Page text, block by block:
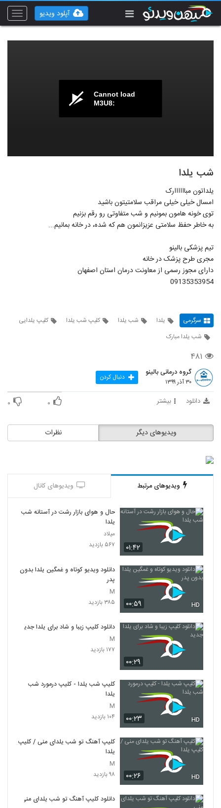
Toggle
آپلود ویدیو
Cannot load
M3U8:
شب یلدا
یلداتون مباااااارک
امسال خیلی خیلی مراقب سلامتیتون باشید
توی خونه هامون بمونیم و شب متفاوتی رو رقم بزنیم
به خاطر حفظ سلامتی عزیزانمون هم که شده، در خانه بمانیم...
تیم پزشکی بالینو
مجری طرح پزشک در خانه
دارای مجوز رسمی از معاونت درمان استان اصفهان
09135353954
سرگرمی یلدا شب یلدا کلیپ شب یلدا
کلیپ یلدایی
شب یلدا مبارک
۴۸۱
گروه درمانی بالینو
۳۰ آذر ۱۳۹۹ دنبال کردن
دانلود بیشتر ۰ ۰
نظرات ویدیوهای دیگر
ویدیوهای مرتبط ویدیوهای کانال
۰۱:۴۲
حال و هوای بازار رشت در آستانه شب
یلدا
میلاد
۵۶۷ بازدید
۰۰:۵۹ HD
دانلود ویدیو کوتاه و غمگین یلدا بدون
پدر
M
۳۸۵ بازدید
۰۰:۲۹
دانلود کلیپ زیبا و شاد برای یلدا جدید
M
۱۷۷ بازدید
۰۰:۲۳ HD
کلیپ شب یلدا - کلیپ درمورد شب
یلدا
M
۱۰۴ بازدید
۰۰:۲۶ HD
کلیپ آهنگ تو شب یلدای منی / کلیپ
یلدا
M
۹۸ بازدید
دانلود کلیپ آهنگ تو شب یلدای منی